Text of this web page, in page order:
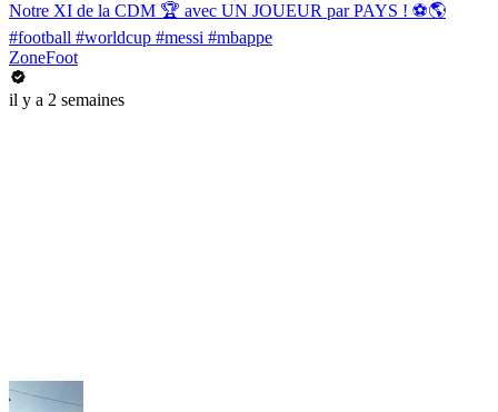
Notre XI de la CDM 🏆 avec UN JOUEUR par PAYS ! ⚽️🌎
#football #worldcup #messi #mbappe
ZoneFoot
il y a 2 semaines